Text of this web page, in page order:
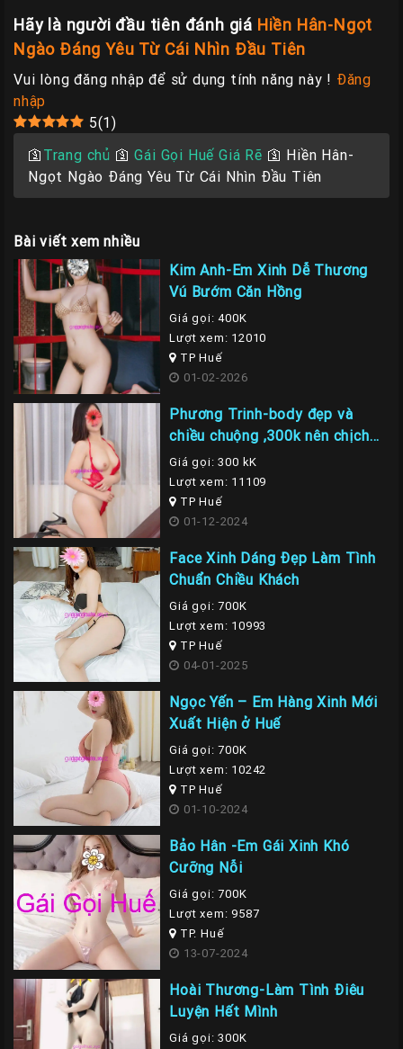
Hãy là người đầu tiên đánh giá Hiền Hân-Ngọt
Ngào Đáng Yêu Từ Cái Nhìn Đầu Tiên
Vui lòng đăng nhập để sử dụng tính năng này ! Đăng
nhập
5(1)
🛐 Trang chủ 🛐Gái Gọi Huế Giá Rẽ 🛐 Hiền Hân-
Ngọt Ngào Đáng Yêu Từ Cái Nhìn Đầu Tiên
Bài viết xem nhiều
Kim Anh-Em Xinh Dễ Thương
Vú Bướm Căn Hồng
Giá gọi: 400K
Lượt xem: 12010
TP Huế
01-02-2026
Phương Trinh-body đẹp và
chiều chuộng ,300k nên chịch
em là nhất
Giá gọi: 300 kK
Lượt xem: 11109
TP Huế
01-12-2024
Face Xinh Dáng Đẹp Làm Tình
Chuẩn Chiều Khách
Giá gọi: 700K
Lượt xem: 10993
TP Huế
04-01-2025
Ngọc Yến – Em Hàng Xinh Mới
Xuất Hiện ở Huế
Giá gọi: 700K
Lượt xem: 10242
TP Huế
01-10-2024
Bảo Hân -Em Gái Xinh Khó
Cưỡng Nỗi
Giá gọi: 700K
Lượt xem: 9587
TP. Huế
13-07-2024
Hoài Thương-Làm Tình Điêu
Luyện Hết Mình
Giá gọi: 300K